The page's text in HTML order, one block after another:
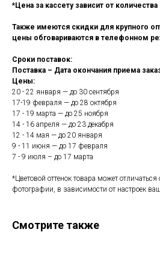
*Цена за кассету зависит от
Также имеются скидки для крупного
цены обговариваются в телефонном
Сроки поставок:
Поставка – Дата окончания приема
Цены:
20 - 22 января — до 30 сентября
17-19 февраля — до 28 октября
17 - 19 марта — до 25 ноября
14 - 16 апреля — до 23 декабря
12 - 14 мая — до 20 января
9 - 11 июня — до 17 февраля
7 - 9 июля – до 17 марта
*Цветовой оттенок товара может отличаться
фотографии, в зависимости от настроек
Смотрите также